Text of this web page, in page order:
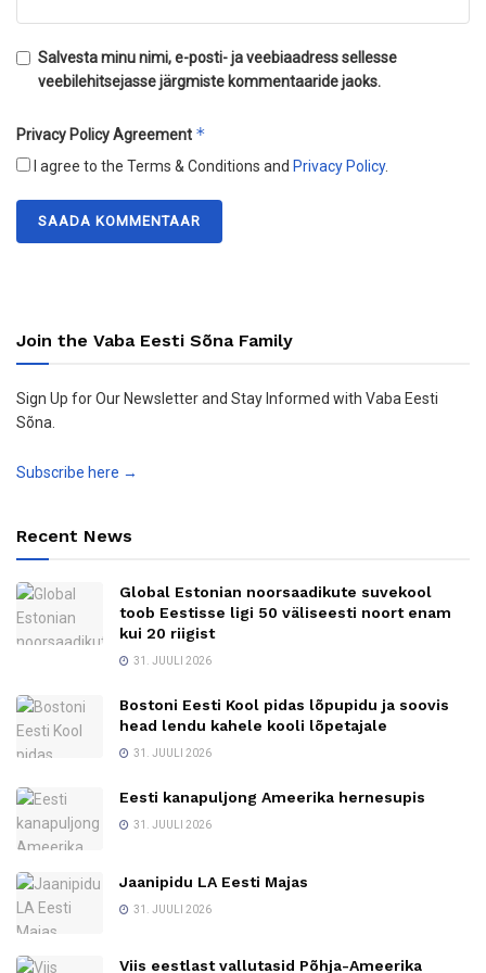
Salvesta minu nimi, e-posti- ja veebiaadress sellesse
veebilehitsejasse järgmiste kommentaaride jaoks.
Privacy Policy Agreement *
I agree to the Terms & Conditions and Privacy Policy.
Join the Vaba Eesti Sõna Family
Sign Up for Our Newsletter and Stay Informed with Vaba Eesti
Sõna.
Subscribe here →
Recent News
Global Estonian noorsaadikute suvekool
toob Eestisse ligi 50 väliseesti noort enam
kui 20 riigist
31. JUULI 2026
Bostoni Eesti Kool pidas lõpupidu ja soovis
head lendu kahele kooli lõpetajale
31. JUULI 2026
Eesti kanapuljong Ameerika hernesupis
31. JUULI 2026
Jaanipidu LA Eesti Majas
31. JUULI 2026
Viis eestlast vallutasid Põhja-Ameerika